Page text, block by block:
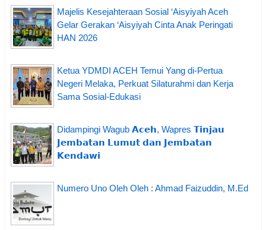
Majelis Kesejahteraan Sosial ‘Aisyiyah Aceh
Gelar Gerakan ‘Aisyiyah Cinta Anak Peringati
HAN 2026
Ketua YDMDI ACEH Temui Yang di-Pertua
Negeri Melaka, Perkuat Silaturahmi dan Kerja
Sama Sosial-Edukasi
Didampingi Wagub 𝗔𝗰𝗲𝗵, Wapres 𝗧𝗶𝗻𝗷𝗮𝘂
𝗝𝗲𝗺𝗯𝗮𝘁𝗮𝗻 𝗟𝘂𝗺𝘂𝘁 𝗱𝗮𝗻 𝗝𝗲𝗺𝗯𝗮𝘁𝗮𝗻
𝗞𝗲𝗻𝗱𝗮𝘄𝗶
Numero Uno Oleh Oleh : Ahmad Faizuddin, M.Ed